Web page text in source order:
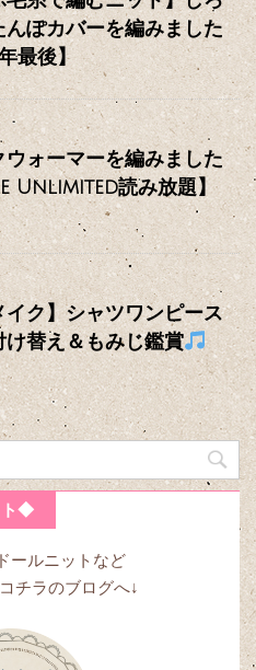
んぽカバーを編みました
最後】
ウォーマーを編みました
Unlimited読み放題】
イク】シャツワンピース
け替え＆もみじ鑑賞
ト◆
ールニットなど
チラのブログへ↓